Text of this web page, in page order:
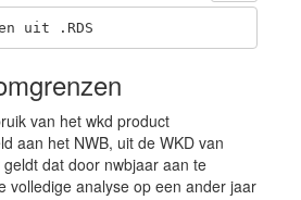
uit .RDS
van het wkd product
aan het NWB, uit de WKD van
dat door nwbjaar aan te
volledige analyse op een ander jaar